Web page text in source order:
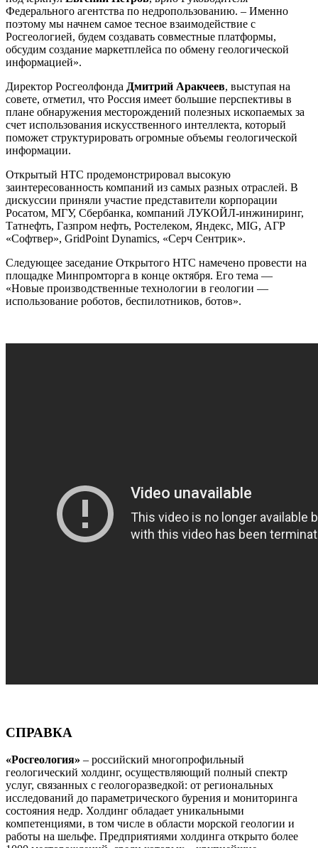
Федерального агентства по недропользованию. – Именно
поэтому мы начнем самое тесное взаимодействие с
Росгеологией, будем создавать совместные платформы,
обсудим создание маркетплейса по обмену геологической
информацией».
Директор Росгеолфонда Дмитрий Аракчеев, выступая на
совете, отметил, что Россия имеет большие перспективы в
плане обнаружения месторождений полезных ископаемых за
счет использования искусственного интеллекта, который
поможет структурировать огромные объемы геологической
информации.
Открытый НТС продемонстрировал высокую
заинтересованность компаний из самых разных отраслей. В
дискуссии приняли участие представители корпорации
Росатом, МГУ, Сбербанка, компаний ЛУКОЙЛ-инжиниринг,
Татнефть, Газпром нефть, Ростелеком, Яндекс, MIG, АГР
«Софтвер», GridPoint Dynamics, «Серч Сентрик».
Следующее заседание Открытого НТС намечено провести на
площадке Минпромторга в конце октября. Его тема —
«Новые производственные технологии в геологии —
использование роботов, беспилотников, ботов».
СПРАВКА
«Росгеология» – российский многопрофильный
геологический холдинг, осуществляющий полный спектр
услуг, связанных с геологоразведкой: от региональных
исследований до параметрического бурения и мониторинга
состояния недр. Холдинг обладает уникальными
компетенциями, в том числе в области морской геологии и
работы на шельфе. Предприятиями холдинга открыто более